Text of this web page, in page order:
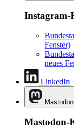
Instagram-
Fenster)
neues
LinkedIn
Mastodon
Mastodon-